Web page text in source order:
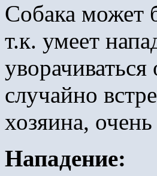
Собака может
т.к. умеет
случайно
хозяина,
Нападение: